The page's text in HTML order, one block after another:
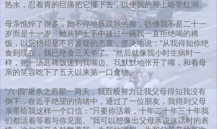
热水，忍着胃的巨痛把它灌下去，以使我的脸上略带红润。
母亲憔悴了很多，她不停地抚摸我的脸，彷佛我不是二十一
岁而是十一岁。她从护士手中接过一碗我一直拒绝喝的稀
饭，以沉稳却是不容置疑的态度，坚决地说：“从我得知你绝
食到现在，我已绝食三天半了。”然后就像我小时生病时一
样，把一汤匙稀饭递到我嘴边。我默默地张开了嘴，和着母
亲的笑容吃下了五天以来第一口食物。
“六·四”屠杀之后那一两天，我百般努力让我父母得知我没有
倒下，在近乎绝望的情绪中，通过了一位朋友，我得到父母
亲带给我这样一个口信：“只要你活着，十年二十年三十年我
们都活着等着与你见面。”我可以想像出父母亲说这话时的表